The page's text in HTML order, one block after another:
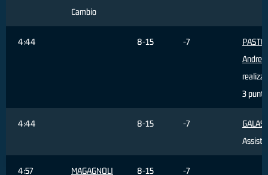
Cambio
4:44 8-15 -7
Andrea
3 punti
4:44 8-15 -7
Assist
4:57
MAGAGNOLI
8-15 -7